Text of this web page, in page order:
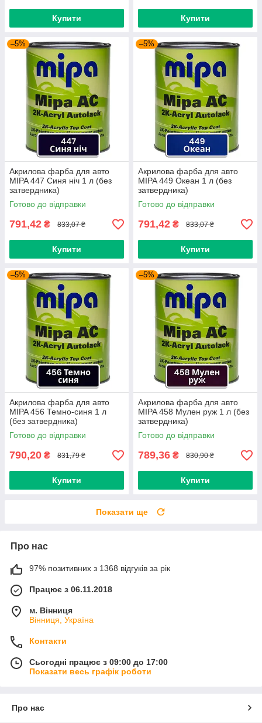
Купити Купити
–5%
Акрилова фарба для авто
MIPA 447 Синя ніч 1 л (без
затвердника)
Готово до відправки
791,42 ₴ 833,07 ₴
Купити
–5%
Акрилова фарба для авто
MIPA 449 Океан 1 л (без
затвердника)
Готово до відправки
791,42 ₴ 833,07 ₴
Купити
–5%
Акрилова фарба для авто
MIPA 456 Темно-синя 1 л
(без затвердника)
Готово до відправки
790,20 ₴ 831,79 ₴
Купити
–5%
Акрилова фарба для авто
MIPA 458 Мулен руж 1 л (без
затвердника)
Готово до відправки
789,36 ₴ 830,90 ₴
Купити
Показати ще
Про нас
97% позитивних з 1368 відгуків за рік
Працює з 06.11.2018
м. Вінниця
Вінниця, Україна
Контакти
Сьогодні працює з 09:00 до 17:00
Показати весь графік роботи
Про нас